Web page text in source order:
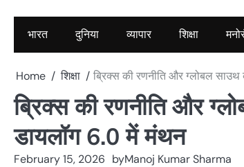
भारत दुनिया व्यापार शिक्षा
Home शिक्षा ब्रिक्स की रणनीति और ग्लोबल
ब्रिक्स की रणनीति और
डायलॉग 6.0 में मंथन
February 15, 2026 byManoj Kumar Sharma